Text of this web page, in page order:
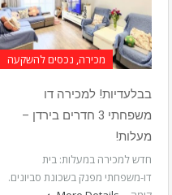
מכירה, נכסים להשקעה
בבלעדיות! למכירה דו
משפחתי 3 חדרים בירדן –
מעלות!
חדש למכירה במעלות: בית
דו-משפחתי מפנק בשכונת סביונים.